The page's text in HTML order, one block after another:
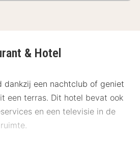
& Hotel
dankzij een nachtclub of geniet
een terras. Dit hotel bevat ook
en een televisie in de